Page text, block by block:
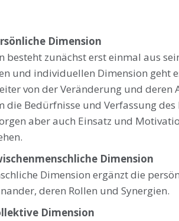
Dimension
besteht zunächst erst einmal aus
und individuellen Dimension geht
von der Veränderung und deren
die Bedürfnisse und Verfassung
aber auch Einsatz und
Dimension
Dimension ergänzt die
deren Rollen und Synergien.
Dimension